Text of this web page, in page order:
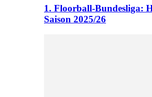
1. Floorball-Bundesliga:
Saison 2025/26